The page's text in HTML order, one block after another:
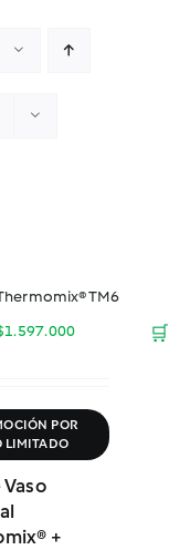
TM6
1.597.000 🛒
POR
LIMITADO
+